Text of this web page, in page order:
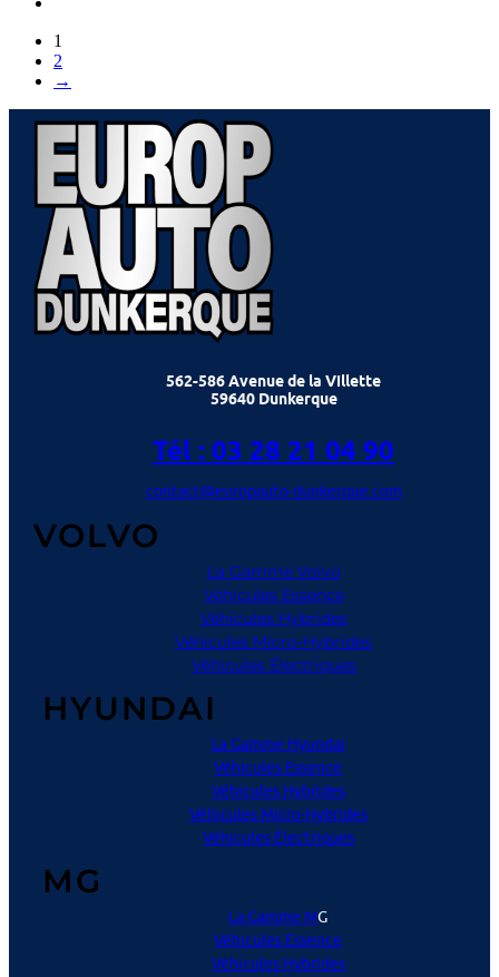
1
2
→
562-586 Avenue de la Villette
59640 Dunkerque
Tél : 03 28 21 04 90
contact@europauto-dunkerque.com
VOLVO
La Gamme Volvo
Véhicules Essence
Véhicules Hybrides
Véhicules Micro-Hybrides
Véhicules Électriques
HYUNDAI
La Gamme Hyundai
Véhicules Essence
Véhicules Hybrides
Véhicules Micro-Hybrides
Véhicules Électriques
MG
La Gamme MG
Véhicules Essence
Véhicules Hybrides